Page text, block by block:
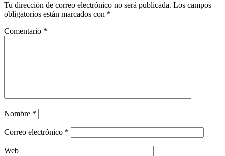
Tu dirección de correo electrónico no será publicada. Los campos
obligatorios están marcados con *
Comentario *
Nombre *
Correo electrónico *
Web